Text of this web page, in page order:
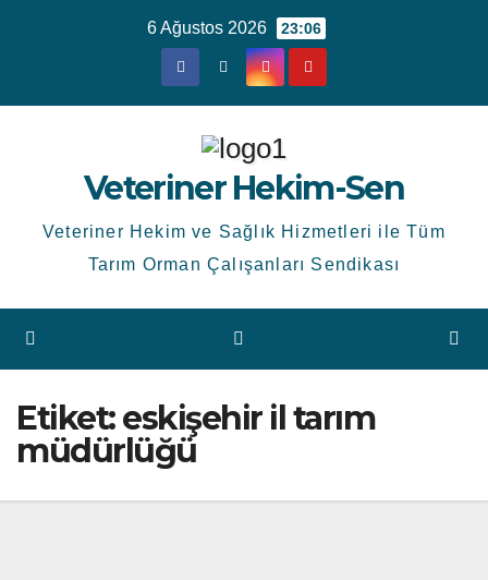
6 Ağustos 2026 23:06
Veteriner Hekim-Sen
Veteriner Hekim ve Sağlık Hizmetleri ile Tüm
Tarım Orman Çalışanları Sendikası
Etiket:eskişehir il tarım
müdürlüğü